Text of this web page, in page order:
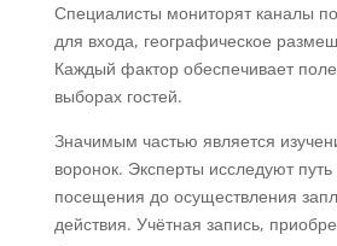
Специалисты мониторят каналы
для входа, географическое
Каждый фактор обеспечивает
выборах гостей.
Значимым частью является
воронок. Эксперты исследуют путь
посещения до осуществления
действия. Учётная запись,